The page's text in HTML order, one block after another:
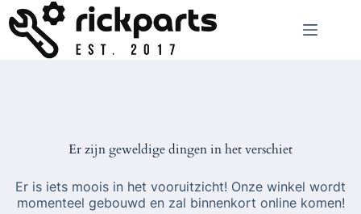
naar
de
inhoud
Er zijn geweldige dingen in het verschiet
Er is iets moois in het vooruitzicht! Onze winkel wordt
momenteel gebouwd en zal binnenkort online komen!